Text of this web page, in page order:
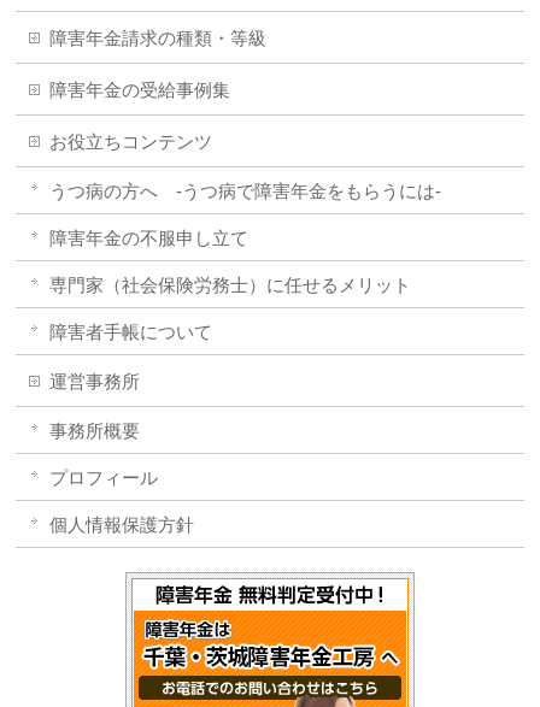
障害年金請求の種類・等級
障害年金の受給事例集
お役立ちコンテンツ
うつ病の方へ -うつ病で障害年金をもらうには-
障害年金の不服申し立て
専門家（社会保険労務士）に任せるメリット
障害者手帳について
運営事務所
事務所概要
プロフィール
個人情報保護方針